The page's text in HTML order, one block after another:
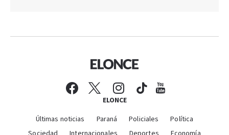
ELONCE
Últimas noticias Paraná Policiales
Política